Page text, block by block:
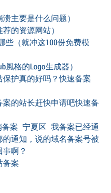
主要是什么问题）
的资源网站）
些（就冲这100份免费模
風格的Logo生成器）
护真的好吗？快速备案
的站长赶快申请吧快速备
案 宁夏区 我备案已经通
通知，说的域名备案号被
啊？
备案